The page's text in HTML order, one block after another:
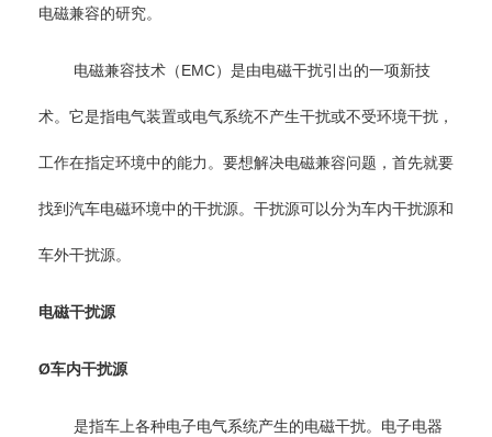
电磁兼容的研究。
电磁兼容技术（EMC）是由电磁干扰引出的一项新技
术。它是指电气装置或电气系统不产生干扰或不受环境干扰，
工作在指定环境中的能力。要想解决电磁兼容问题，首先就要
找到汽车电磁环境中的干扰源。干扰源可以分为车内干扰源和
车外干扰源。
电磁干扰源
Ø车内干扰源
是指车上各种电子电气系统产生的电磁干扰。电子电器